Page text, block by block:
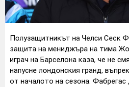
Полузащитникът на Челси Сеск
защита на мениджъра на тима
играч на Барселона каза, че не
напусне лондонския гранд,
от началото на сезона.